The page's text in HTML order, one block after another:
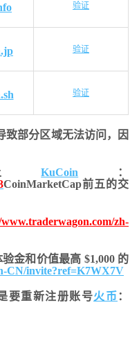
验证
验证
验证
部分区域无法访问，
因
KuCoin ：
CoinMarketCap前五的交
zh-
金和价值最高 $1,000 的
CN/invite?ref=K7WX7V
要重新注册账号火币 ：